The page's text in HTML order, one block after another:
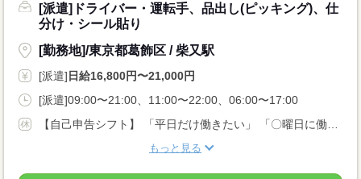
[派遣]ドライバー・運転手、品出し(ピッキング)、仕
分け・シール貼り
[勤務地]/東京都葛飾区 / 柴又駅
[派遣]日給16,800円〜21,000円
[派遣]09:00〜21:00、11:00〜22:00、06:00〜17:00
もっと見る